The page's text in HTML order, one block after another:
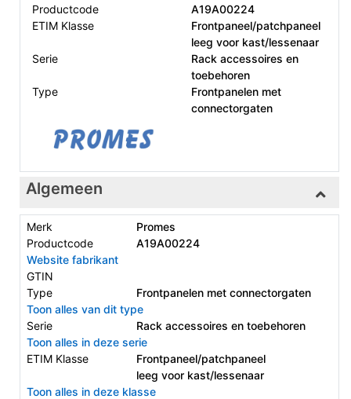
Productcode
A19A00224
ETIM Klasse
Frontpaneel/patchpaneel
leeg voor kast/lessenaar
Serie
Rack accessoires en
toebehoren
Type
Frontpanelen met
connectorgaten
Algemeen
Merk
Promes
Productcode
A19A00224
Website fabrikant
GTIN
Type
Frontpanelen met connectorgaten
Toon alles van dit type
Serie
Rack accessoires en toebehoren
Toon alles in deze serie
ETIM Klasse
Frontpaneel/patchpaneel
leeg voor kast/lessenaar
Toon alles in deze klasse